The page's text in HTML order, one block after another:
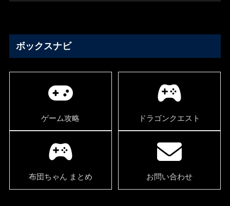
ボックスナビ
ゲーム攻略 ドラゴンクエスト
布団ちゃん まとめ お問い合わせ